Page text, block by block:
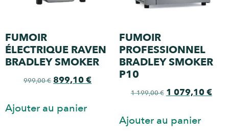
FUMOIR
ÉLECTRIQUE RAVEN
BRADLEY SMOKER
999,00€ 899,10€
Ajouter au panier
FUMOIR
PROFESSIONNEL
BRADLEY SMOKER
P10
1 199,00€ 1 079,10€
Ajouter au panier